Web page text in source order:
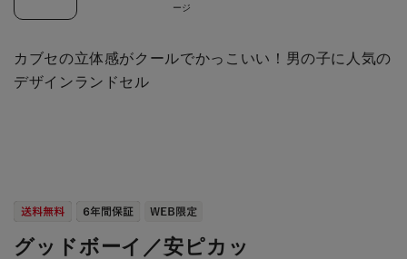
ージ
カブセの立体感がクールでかっこいい！男の子に人気の
デザインランドセル
グッドボーイ／安ピカッ